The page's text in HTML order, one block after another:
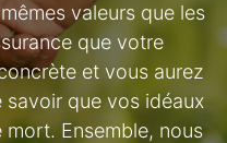
valeurs que les
que votre
et vous aurez
que vos idéaux
Ensemble, nous